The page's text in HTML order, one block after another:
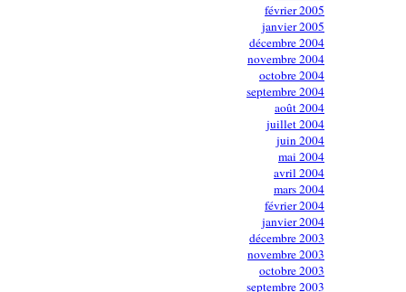
février 2005
janvier 2005
décembre 2004
novembre 2004
octobre 2004
septembre 2004
août 2004
juillet 2004
juin 2004
mai 2004
avril 2004
mars 2004
février 2004
janvier 2004
décembre 2003
novembre 2003
octobre 2003
septembre 2003